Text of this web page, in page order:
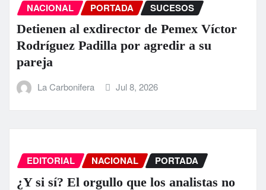
NACIONAL PORTADA SUCESOS
Detienen al exdirector de Pemex Víctor
Rodríguez Padilla por agredir a su
pareja
La Carbonifera Jul 8, 2026
EDITORIAL NACIONAL PORTADA
¿Y si sí? El orgullo que los analistas no